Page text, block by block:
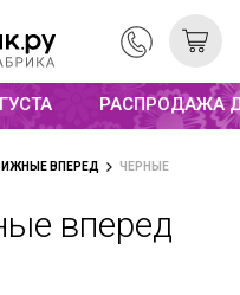
РАСПРОДАЖА
ВПЕРЕД ЧЕРНЫЕ
вперед